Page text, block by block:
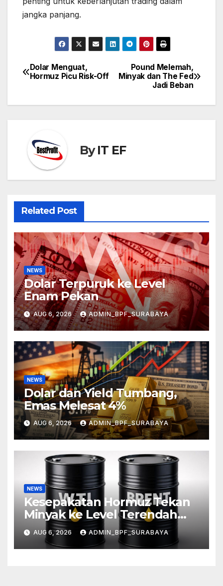
jangka panjang.
Post
Pound Melemah,
Minyak dan The Fed
Jadi Beban
Dolar Menguat,
Hormuz Picu Risk-Off
ByIT EF
Related Post
NEWS
Dolar Terpuruk ke Level
Enam Pekan
AUG 6, 2026 ADMIN_BPF_SURABAYA
NEWS
Dolar dan Yield Tumbang,
Emas Melesat 4%
AUG 6, 2026 ADMIN_BPF_SURABAYA
NEWS
Kesepakatan Hormuz Tekan
Minyak ke Level Terendah
Sebulan
AUG 6, 2026 ADMIN_BPF_SURABAYA